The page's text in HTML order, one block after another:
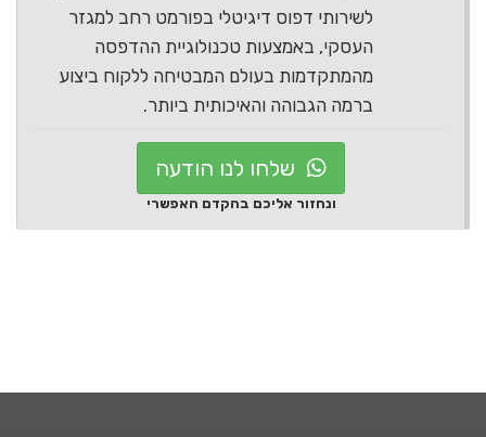
לשירותי דפוס דיגיטלי בפורמט רחב למגזר
העסקי, באמצעות טכנולוגיית ההדפסה
מהמתקדמות בעולם המבטיחה ללקוח ביצוע
ברמה הגבוהה והאיכותית ביותר.
שלחו לנו הודעה
ונחזור אליכם בהקדם האפשרי